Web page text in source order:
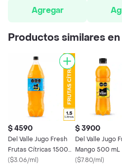
Agregar
Productos similares
$ 4590
Del Valle Jugo Fresh
Frutas Cítricas 1500
mL
($3.06/ml)
$ 3900
Del Valle Jugo
Mango 500 mL
($7.80/ml)